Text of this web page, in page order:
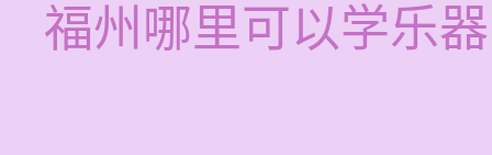
福州哪里可以学乐